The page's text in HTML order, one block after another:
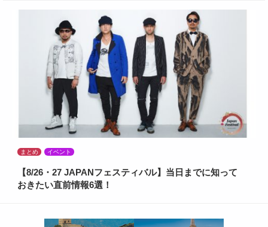
まとめ イベント
【8/26・27 JAPANフェスティバル】当日までに知って
おきたい直前情報6選！